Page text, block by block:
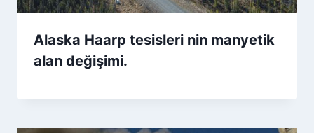
Alaska Haarp tesisleri nin manyetik
alan değişimi.